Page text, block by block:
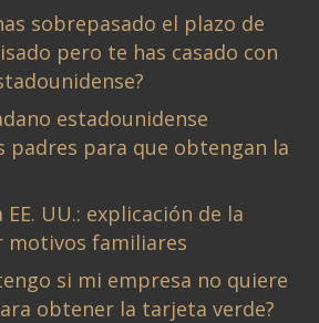
sobrepasado el plazo de
pero te has casado con
estadounidense
padres para que obtengan la
UU.: explicación de la
motivos familiares
si mi empresa no quiere
obtener la tarjeta verde?